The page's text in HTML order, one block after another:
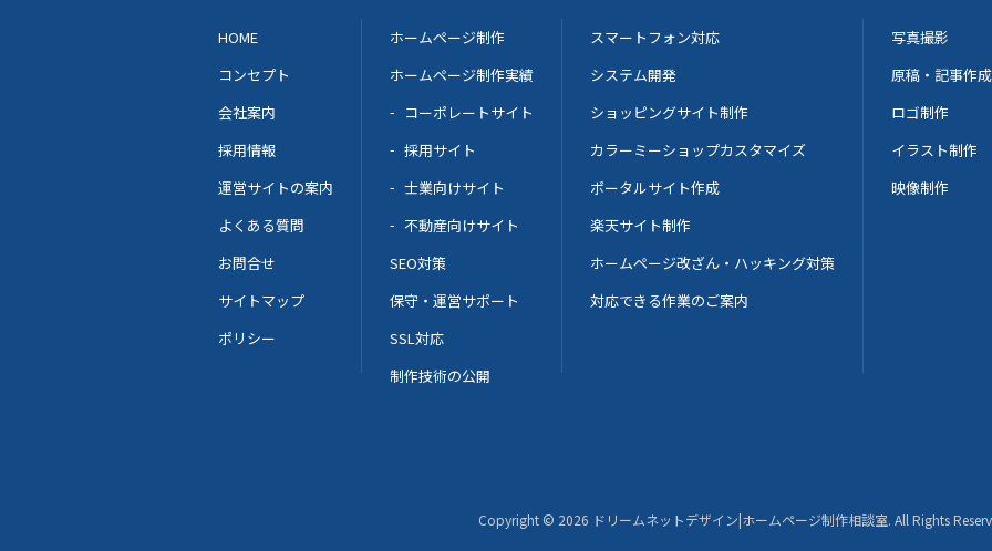
HOME
コンセプト
会社案内
採用情報
運営サイトの案内
よくある質問
お問合せ
サイトマップ
ポリシー
ホームページ制作
ホームページ制作実績
コーポレートサイト
採用サイト
士業向けサイト
不動産向けサイト
SEO対策
保守・運営サポート
SSL対応
制作技術の公開
スマートフォン対応
システム開発
ショッピングサイト制作
カラーミーショップカスタマイズ
ポータルサイト作成
楽天サイト制作
ホームページ改ざん・ハッキング対策
対応できる作業のご案内
写真撮影
原稿・記事作成
ロゴ制作
イラスト制作
映像制作
Copyright © 2026 ドリームネットデザイン|ホームページ制作相談室. All Rights